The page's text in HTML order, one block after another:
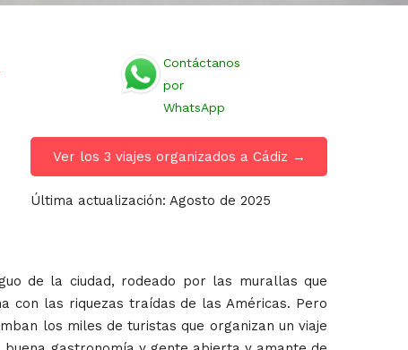
Contáctanos
por
WhatsApp
Ver los 3 viajes organizados a Cádiz →
Última actualización: Agosto de 2025
de la ciudad, rodeado por las murallas que
con las riquezas traídas de las Américas. Pero
los miles de turistas que organizan un viaje